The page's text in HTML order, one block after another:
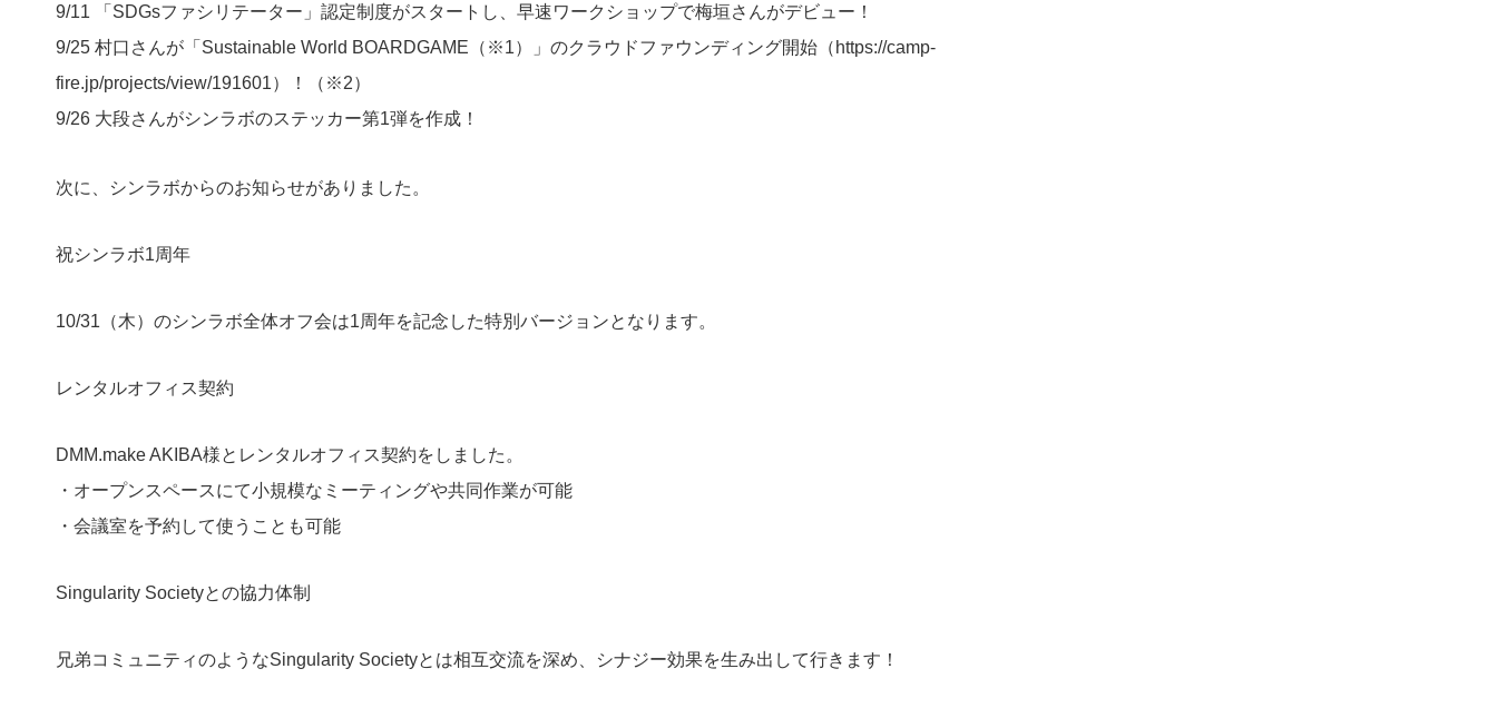
9/11 「SDGsファシリテーター」認定制度がスタートし、早速ワークショップで梅垣さんがデビュー！
9/25 村口さんが「Sustainable World BOARDGAME（※1）」のクラウドファウンディング開始（https://camp-
fire.jp/projects/view/191601）！（※2）
9/26 大段さんがシンラボのステッカー第1弾を作成！
次に、シンラボからのお知らせがありました。
祝シンラボ1周年
10/31（木）のシンラボ全体オフ会は1周年を記念した特別バージョンとなります。
レンタルオフィス契約
DMM.make AKIBA様とレンタルオフィス契約をしました。
・オープンスペースにて小規模なミーティングや共同作業が可能
・会議室を予約して使うことも可能
Singularity Societyとの協力体制
兄弟コミュニティのようなSingularity Societyとは相互交流を深め、シナジー効果を生み出して行きます！